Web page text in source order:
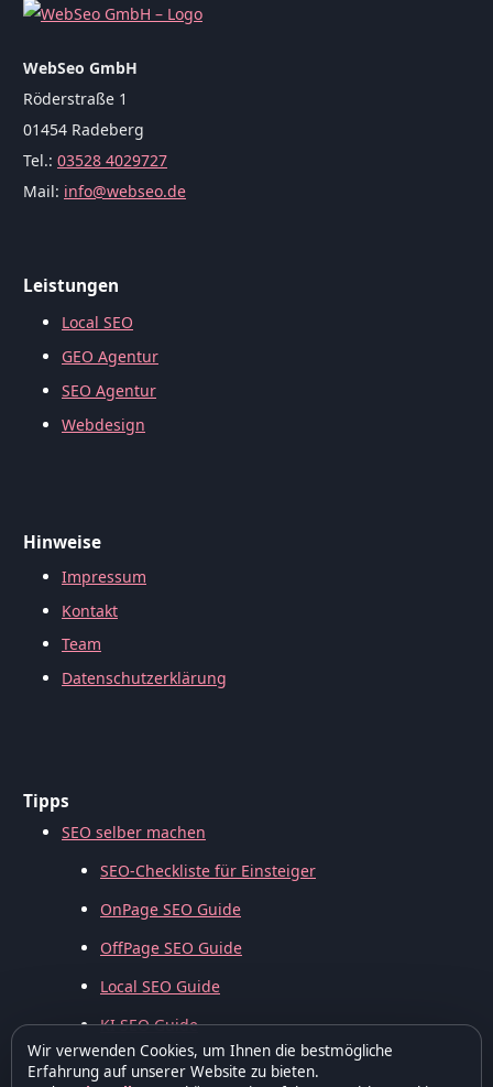
WebSeo GmbH
Röderstraße 1
01454 Radeberg
Tel.: 03528 4029727
Mail: info@webseo.de
Leistungen
Local SEO
GEO Agentur
SEO Agentur
Webdesign
Hinweise
Impressum
Kontakt
Team
Datenschutzerklärung
Tipps
SEO selber machen
SEO-Checkliste für Einsteiger
OnPage SEO Guide
OffPage SEO Guide
Local SEO Guide
KI SEO Guide
Wir verwenden Cookies, um Ihnen die bestmögliche
Erfahrung auf unserer Website zu bieten.